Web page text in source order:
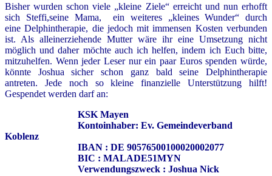
Bisher wurden schon viele „kleine Ziele“ erreicht und nun erhofft
sich Steffi,seine Mama, ein weiteres „kleines Wunder“ durch
eine Delphintherapie, die jedoch mit immensen Kosten verbunden
ist. Als alleinerziehende Mutter wäre ihr eine Umsetzung nicht
möglich und daher möchte auch ich helfen, indem ich Euch bitte,
mitzuhelfen. Wenn jeder Leser nur ein paar Euros spenden würde,
könnte Joshua sicher schon ganz bald seine Delphintherapie
antreten.
Jede noch so kleine finanzielle Unterstützung hilft!
Gespendet werden darf an:
KSK Mayen
Kontoinhaber: Ev. Gemeindeverband
Koblenz
IBAN : DE 90576500100020002077
BIC : MALADE51MYN
Verwendungszweck : Joshua Nick